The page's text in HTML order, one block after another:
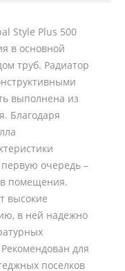
Style Plus 500
в основной
труб. Радиатор
выполнена из
Благодаря
очередь –
помещения.
высокие
в ней надежно
для
поселков